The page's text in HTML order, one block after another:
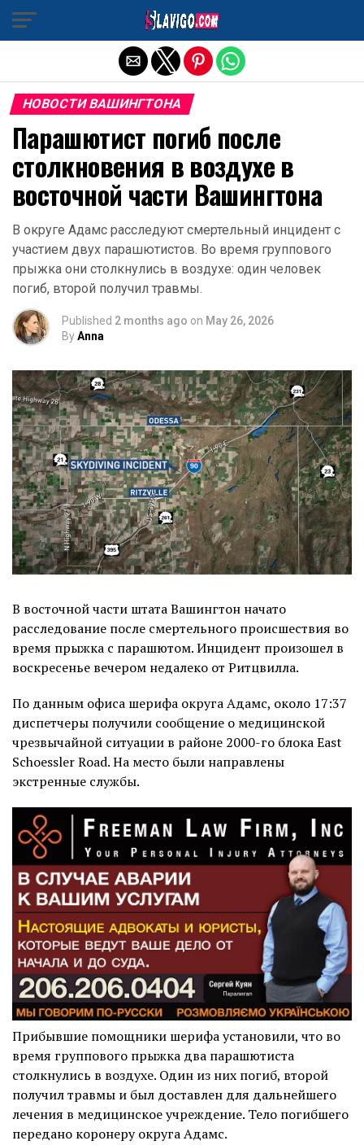
НОВОСТИ ВАШИНГТОНА
Парашютист погиб после
столкновения в воздухе в
восточной части Вашингтона
В округе Адамс расследуют смертельный инцидент с
участием двух парашютистов. Во время группового
прыжка они столкнулись в воздухе: один человек
погиб, второй получил травмы.
Published 2 months ago on May 26, 2026
ByAnna
В восточной части штата Вашингтон начато
расследование после смертельного происшествия во
время прыжка с парашютом. Инцидент произошел в
воскресенье вечером недалеко от Ритцвилла.
По данным офиса шерифа округа Адамс, около 17:37
диспетчеры получили сообщение о медицинской
чрезвычайной ситуации в районе 2000-го блока East
Schoessler Road. На место были направлены
экстренные службы.
Прибывшие помощники шерифа установили, что во
время группового прыжка два парашютиста
столкнулись в воздухе. Один из них погиб, второй
получил травмы и был доставлен для дальнейшего
лечения в медицинское учреждение. Тело погибшего
передано коронеру округа Адамс.
Exit mobile version